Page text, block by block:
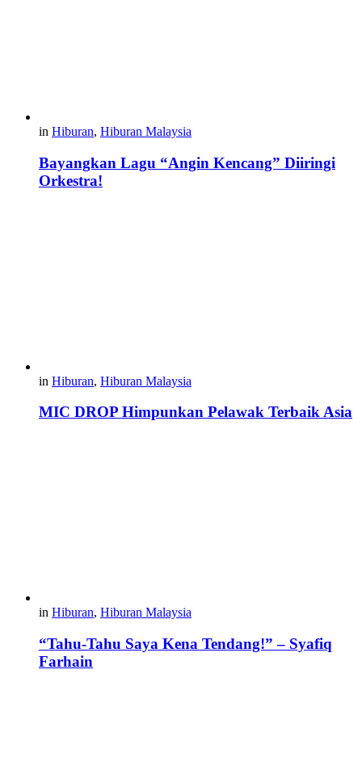
in Hiburan, Hiburan Malaysia
Bayangkan Lagu “Angin Kencang” Diiringi
Orkestra!
in Hiburan, Hiburan Malaysia
MIC DROP Himpunkan Pelawak Terbaik Asia
in Hiburan, Hiburan Malaysia
“Tahu-Tahu Saya Kena Tendang!” – Syafiq
Farhain